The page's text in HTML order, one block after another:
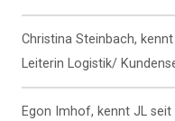
Christina Steinbach,
Leiterin Logistik/
Egon Imhof, kennt JL